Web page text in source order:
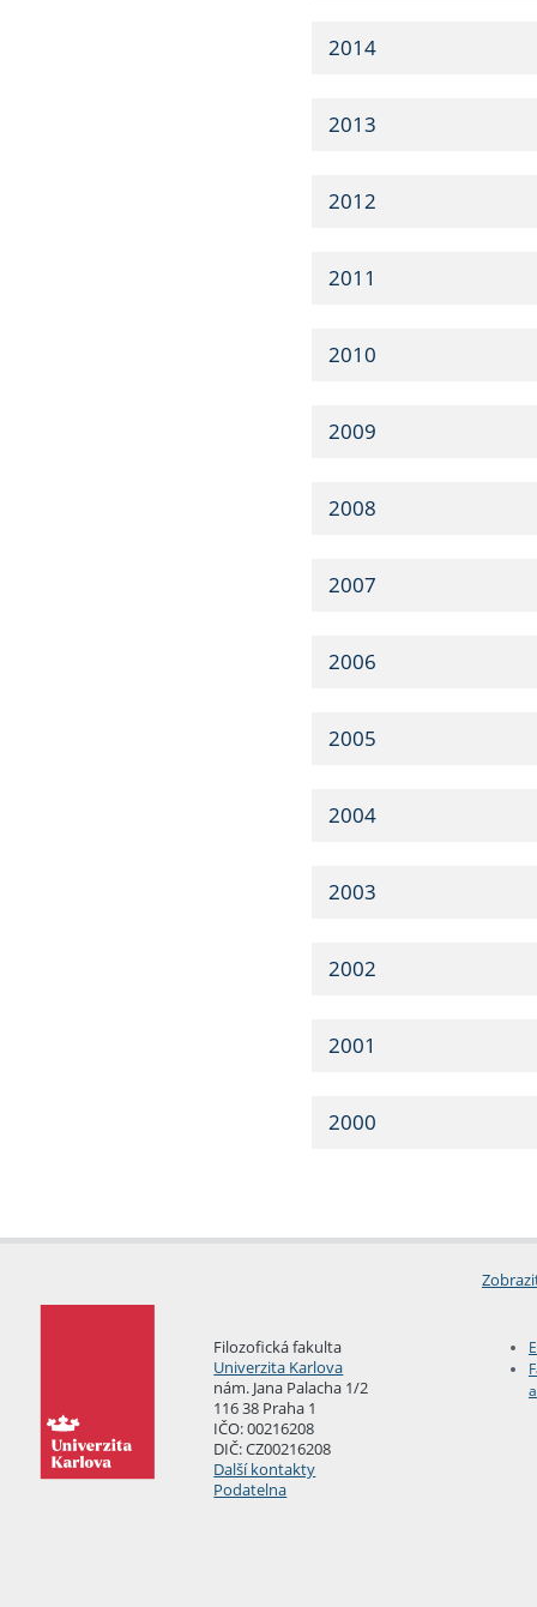
2014
2013
2012
2011
2010
2009
2008
2007
2006
2005
2004
2003
2002
2001
2000
Filozofická fakulta
Univerzita Karlova
nám. Jana Palacha 1/2
116 38 Praha 1
IČO: 00216208
DIČ: CZ00216208
Další kontakty
Podatelna